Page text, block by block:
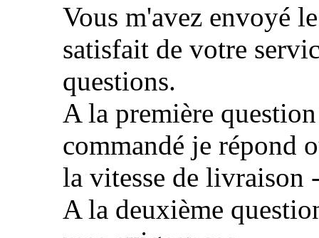
Vous m'avez envoyé
satisfait de votre
questions.
A la première
commandé je répond
la vitesse de livraison
A la deuxième